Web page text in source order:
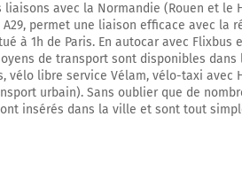
Prendre un ticket (Péage Côte Picarde)
à droite et rejoindre A16 E402.
A16
E402
km
avec la Normandie (Rouen et le
permet une liaison efficace avec la
à 1h de Paris. En autocar avec Flixbus
de transport sont disponibles dans
vélo libre service Vélam, vélo-taxi avec
urbain). Sans oublier que de
insérés dans la ville et sont tout